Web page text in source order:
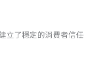
立了穩定的消費者信任